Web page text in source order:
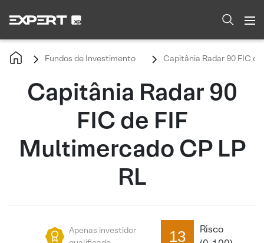
Fundos de Investimento Capitânia Radar 90 FIC
Capitânia Radar 90
FIC de FIF
Multimercado CP LP
RL
Apenas investidor
13
Risco